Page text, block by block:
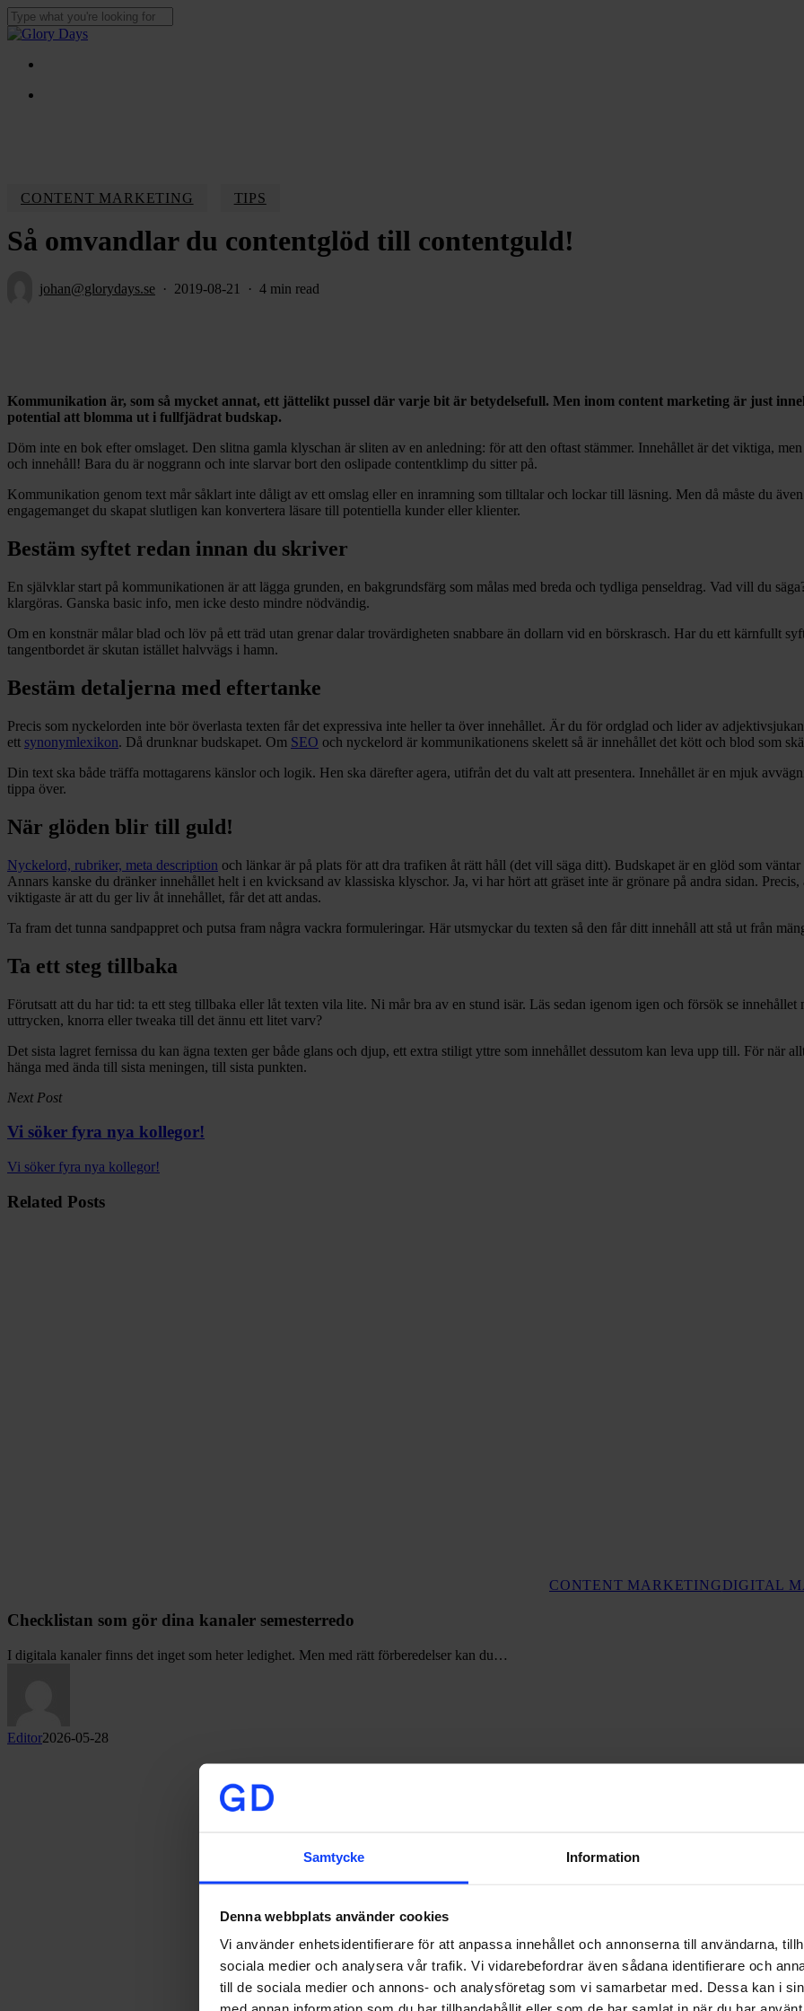
Samtycke Information
Denna webbplats använder cookies
Vi använder enhetsidentifierare för att anpassa innehållet och annonserna till användarna,
sociala medier och analysera vår trafik. Vi vidarebefordrar även sådana identifierare och
till de sociala medier och annons- och analysföretag som vi samarbetar med. Dessa kan i
Skip
to
content
Close
Menu
CONTENT MARKETING TIPS
Så omvandlar du contentglöd till contentguld!
johan@glorydays.se 2019-08-21 4 min read
Kommunikation är, som så mycket annat, ett jättelikt pussel där varje bit är betydelsefull. Men inom content marketing är just
potential att blomma ut i fullfjädrat budskap.
Döm inte en bok efter omslaget. Den slitna gamla klyschan är sliten av en anledning: för att den oftast stämmer. Innehållet är det viktiga,
och innehåll! Bara du är noggrann och inte slarvar bort den oslipade contentklimp du sitter på.
Kommunikation genom text mår såklart inte dåligt av ett omslag eller en inramning som tilltalar och lockar till läsning. Men då måste du
engagemanget du skapat slutligen kan konvertera läsare till potentiella kunder eller klienter.
Bestäm syftet redan innan du skriver
En självklar start på kommunikationen är att lägga grunden, en bakgrundsfärg som målas med breda och tydliga penseldrag. Vad vill du
klargöras. Ganska basic info, men icke desto mindre nödvändig.
Om en konstnär målar blad och löv på ett träd utan grenar dalar trovärdigheten snabbare än dollarn vid en börskrasch. Har du ett kärnfullt
tangentbordet är skutan istället halvvägs i hamn.
Bestäm detaljerna med eftertanke
Precis som nyckelorden inte bör överlasta texten får det expressiva inte heller ta över innehållet. Är du för ordglad och lider av
ett synonymlexikon. Då drunknar budskapet. Om SEO och nyckelord är kommunikationens skelett så är innehållet det kött och blod som
Din text ska både träffa mottagarens känslor och logik. Hen ska därefter agera, utifrån det du valt att presentera. Innehållet är en mjuk
tippa över.
När glöden blir till guld!
Nyckelord, rubriker, meta description och länkar är på plats för att dra trafiken åt rätt håll (det vill säga ditt). Budskapet är en glöd som
Annars kanske du dränker innehållet helt i en kvicksand av klassiska klyschor. Ja, vi har hört att gräset inte är grönare på andra sidan.
viktigaste är att du ger liv åt innehållet, får det att andas.
Ta fram det tunna sandpappret och putsa fram några vackra formuleringar. Här utsmyckar du texten så den får ditt innehåll att stå ut från
Ta ett steg tillbaka
Förutsatt att du har tid: ta ett steg tillbaka eller låt texten vila lite. Ni mår bra av en stund isär. Läs sedan igenom igen och försök se
uttrycken, knorra eller tweaka till det ännu ett litet varv?
Det sista lagret fernissa du kan ägna texten ger både glans och djup, ett extra stiligt yttre som innehållet dessutom kan leva upp till. För när
hänga med ända till sista meningen, till sista punkten.
Next Post
Vi söker fyra nya kollegor!
Vi söker fyra nya kollegor!
Related Posts
CONTENT MARKETINGDIGITAL
Checklistan som gör dina kanaler semesterredo
I digitala kanaler finns det inget som heter ledighet. Men med rätt förberedelser kan du…
Editor2026-05-28
snabba